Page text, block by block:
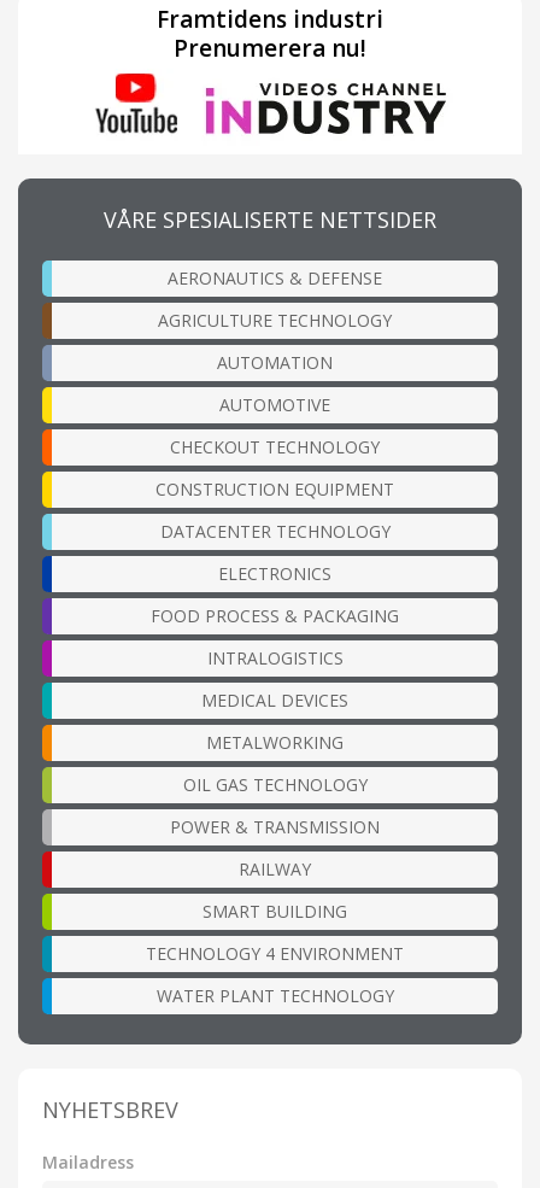
Framtidens industri
Prenumerera nu!
VÅRE SPESIALISERTE NETTSIDER
AERONAUTICS & DEFENSE
AGRICULTURE TECHNOLOGY
AUTOMATION
AUTOMOTIVE
CHECKOUT TECHNOLOGY
CONSTRUCTION EQUIPMENT
DATACENTER TECHNOLOGY
ELECTRONICS
FOOD PROCESS & PACKAGING
INTRALOGISTICS
MEDICAL DEVICES
METALWORKING
OIL GAS TECHNOLOGY
POWER & TRANSMISSION
RAILWAY
SMART BUILDING
TECHNOLOGY 4 ENVIRONMENT
WATER PLANT TECHNOLOGY
NYHETSBREV
Mailadress